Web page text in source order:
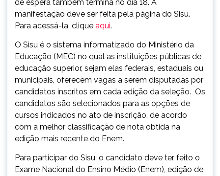
de espera também termina no dia 18. A
manifestação deve ser feita pela página do Sisu.
Para acessá-la, clique aqui.
O Sisu é o sistema informatizado do Ministério da
Educação (MEC) no qual as instituições públicas de
educação superior, sejam elas federais, estaduais ou
municipais, oferecem vagas a serem disputadas por
candidatos inscritos em cada edição da seleção. Os
candidatos são selecionados para as opções de
cursos indicados no ato de inscrição, de acordo
com a melhor classificação de nota obtida na
edição mais recente do Enem.
Para participar do Sisu, o candidato deve ter feito o
Exame Nacional do Ensino Médio (Enem), edição de